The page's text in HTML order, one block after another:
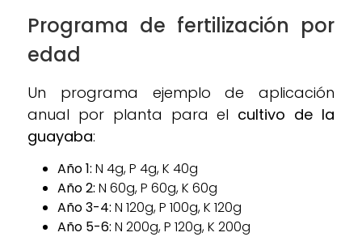
Programa de fertilización por
edad
Un programa ejemplo de aplicación
anual por planta para el cultivo de la
guayaba:
Año 1: N 4g, P 4g, K 40g
Año 2: N 60g, P 60g, K 60g
Año 3-4: N 120g, P 100g, K 120g
Año 5-6: N 200g, P 120g, K 200g